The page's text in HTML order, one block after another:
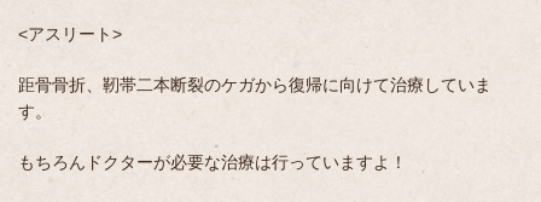
<アスリート>
距骨骨折、靭帯二本断裂のケガから復帰に向けて治療していま
す。
もちろんドクターが必要な治療は行っていますよ！